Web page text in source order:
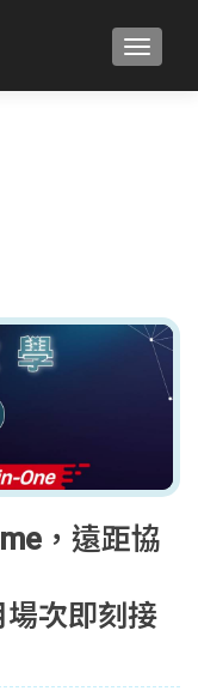
，遠距協
次即刻接